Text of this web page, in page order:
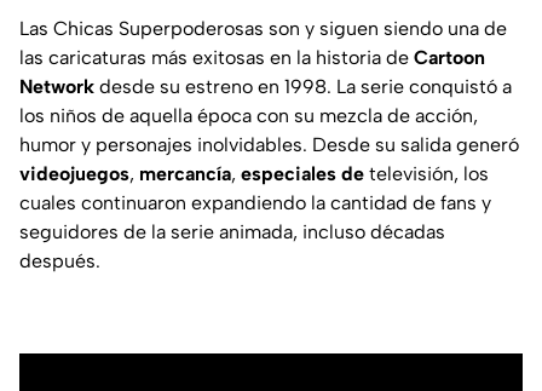
Las Chicas Superpoderosas son y siguen siendo una de
las caricaturas más exitosas en la historia de Cartoon
Network desde su estreno en 1998. La serie conquistó a
los niños de aquella época con su mezcla de acción,
humor y personajes inolvidables. Desde su salida generó
videojuegos, mercancía, especiales de televisión, los
cuales continuaron expandiendo la cantidad de fans y
seguidores de la serie animada, incluso décadas
después.